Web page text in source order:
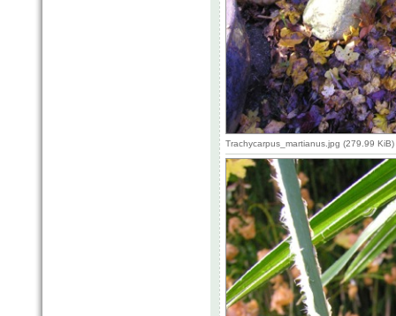
Trachycarpus_martianus.jpg (279.99